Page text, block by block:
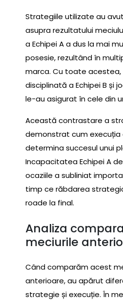
Strategiile utilizate au
asupra rezultatului
a Echipei A a dus la mai
posesie, rezultând în
marca. Cu toate
disciplinată a Echipei B și
le-au asigurat în cele din
Această contrastare a
demonstrat cum
determina succesul unui
Incapacitatea Echipei A
ocaziile a subliniat
timp ce răbdarea
roade la final.
Analiza
meciurile
Când comparăm acest
anterioare, au apărut
strategie și execuție. În